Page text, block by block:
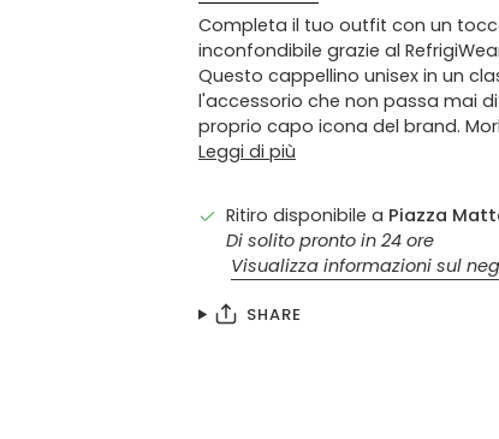
Completa il tuo outfit con un
inconfondibile grazie al
Questo cappellino unisex in un
l'accessorio che non passa mai
proprio capo icona del brand.
Leggi di più
Ritiro disponibile a Piazza
Di solito pronto in 24 ore
Visualizza informazioni sul
SHARE